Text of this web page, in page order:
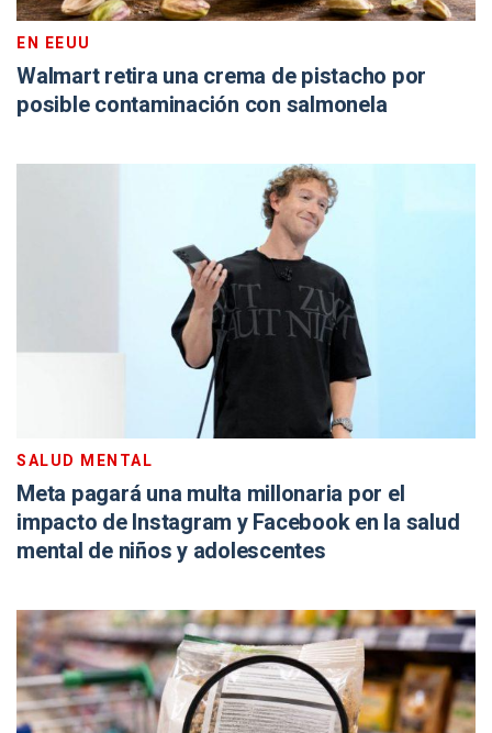
EN EEUU
Walmart retira una crema de pistacho por
posible contaminación con salmonela
SALUD MENTAL
Meta pagará una multa millonaria por el
impacto de Instagram y Facebook en la salud
mental de niños y adolescentes